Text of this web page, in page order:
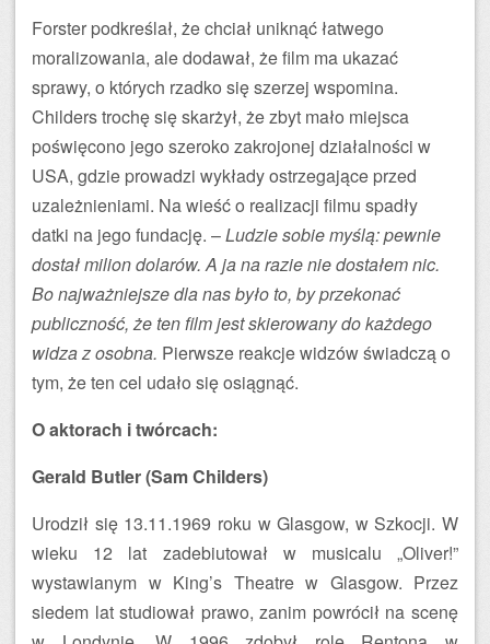
Forster podkreślał, że chciał uniknąć łatwego
moralizowania, ale dodawał, że film ma ukazać
sprawy, o których rzadko się szerzej wspomina.
Childers trochę się skarżył, że zbyt mało miejsca
poświęcono jego szeroko zakrojonej działalności w
USA, gdzie prowadzi wykłady ostrzegające przed
uzależnieniami. Na wieść o realizacji filmu spadły
datki na jego fundację. –Ludzie sobie myślą: pewnie
dostał milion dolarów. A ja na razie nie dostałem nic.
Bo najważniejsze dla nas było to, by przekonać
publiczność, że ten film jest skierowany do każdego
widza z osobna. Pierwsze reakcje widzów świadczą o
tym, że ten cel udało się osiągnąć.
O aktorach i twórcach:
Gerald Butler (Sam Childers)
Urodził się 13.11.1969 roku w Glasgow, w Szkocji. W
wieku 12 lat zadebiutował w musicalu „Oliver!”
wystawianym w King’s Theatre w Glasgow. Przez
siedem lat studiował prawo, zanim powrócił na scenę